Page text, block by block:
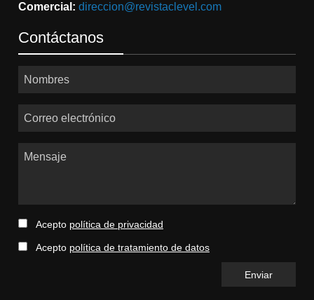
Comercial: direccion@revistaclevel.com
Contáctanos
Nombres
Correo electrónico
Mensaje
Acepto política de privacidad
Acepto política de tratamiento de datos